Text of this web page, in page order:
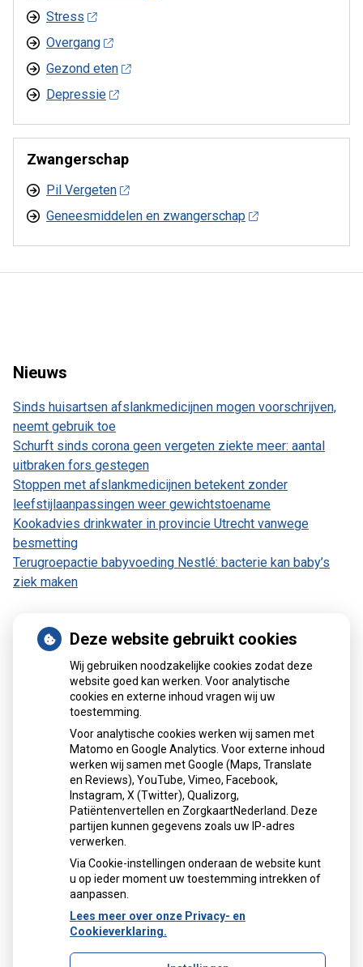
Stress
Overgang
Gezond eten
Depressie
Zwangerschap
Pil Vergeten
Geneesmiddelen en zwangerschap
Nieuws
Sinds huisartsen afslankmedicijnen mogen voorschrijven,
neemt gebruik toe
Schurft sinds corona geen vergeten ziekte meer: aantal
uitbraken fors gestegen
Stoppen met afslankmedicijnen betekent zonder
leefstijlaanpassingen weer gewichtstoename
Kookadvies drinkwater in provincie Utrecht vanwege
besmetting
Terugroepactie babyvoeding Nestlé: bacterie kan baby’s
ziek maken
Patiëntenomgeving
Herhaalrecepten aanvragen
Patiëntenomgeving
Deze website gebruikt cookies
Wij gebruiken noodzakelijke cookies zodat deze
website goed kan werken. Voor analytische
cookies en externe inhoud vragen wij uw
toestemming.
Voor analytische cookies werken wij samen met
Matomo en Google Analytics. Voor externe inhoud
werken wij samen met Google (Maps, Translate
en Reviews), YouTube, Vimeo, Facebook,
Instagram, X (Twitter), Qualizorg,
Patiëntenvertellen en ZorgkaartNederland. Deze
partijen kunnen gegevens zoals uw IP-adres
verwerken.
Via Cookie-instellingen onderaan de website kunt
u op ieder moment uw toestemming intrekken of
aanpassen.
Lees meer over onze Privacy- en
Cookieverklaring.